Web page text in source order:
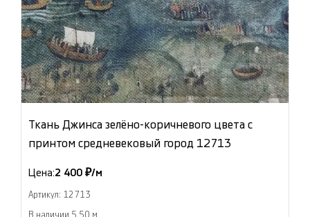
Ткань Джинса зелёно-коричневого цвета с
принтом средневековый город 12713
Цена:2 400 ₽/м
Артикул: 12713
В наличии 5.50 м